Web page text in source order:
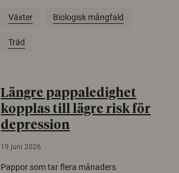
Växter Biologisk mångfald
Träd
Längre pappaledighet
kopplas till lägre risk för
depression
19 juni 2026
Pappor som tar flera månaders